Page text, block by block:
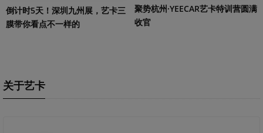
倒计时5天！深圳九州展，艺卡三
膜带你看点不一样的
聚势杭州·YEECAR艺卡特训营圆满
收官
关于艺卡